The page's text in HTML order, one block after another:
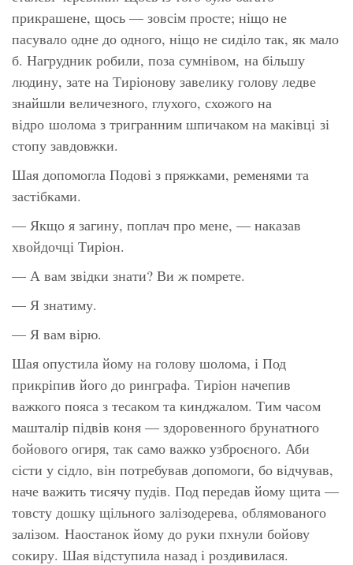
прикрашене, щось — зовсім просте; ніщо не
пасувало одне до одного, ніщо не сиділо так, як мало
б. Нагрудник робили, поза сумнівом, на більшу
людину, зате на Тиріонову завелику голову ледве
знайшли величезного, глухого, схожого на
відро шолома з тригранним шпичаком на маківці зі
стопу завдовжки.
Шая допомогла Подові з пряжками, ременями та
застібками.
— Якщо я загину, поплач про мене, — наказав
хвойдочці Тиріон.
— А вам звідки знати? Ви ж помрете.
— Я знатиму.
— Я вам вірю.
Шая опустила йому на голову шолома, і Под
прикріпив його до ринграфа. Тиріон начепив
важкого пояса з тесаком та кинджалом. Тим часом
машталір підвів коня — здоровенного брунатного
бойового огиря, так само важко узброєного. Аби
сісти у сідло, він потребував допомоги, бо відчував,
наче важить тисячу пудів. Под передав йому щита —
товсту дошку щільного залізодерева, облямованого
залізом. Наостанок йому до руки пхнули бойову
сокиру. Шая відступила назад і роздивилася.